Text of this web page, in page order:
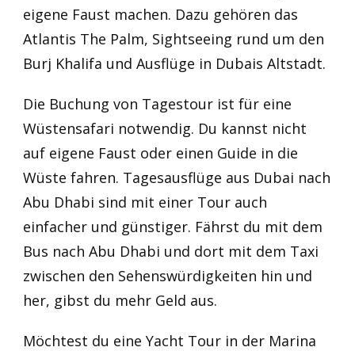
eigene Faust machen. Dazu gehören das
Atlantis The Palm, Sightseeing rund um den
Burj Khalifa und Ausflüge in Dubais Altstadt.
Die Buchung von Tagestour ist für eine
Wüstensafari notwendig. Du kannst nicht
auf eigene Faust oder einen Guide in die
Wüste fahren. Tagesausflüge aus Dubai nach
Abu Dhabi sind mit einer Tour auch
einfacher und günstiger. Fährst du mit dem
Bus nach Abu Dhabi und dort mit dem Taxi
zwischen den Sehenswürdigkeiten hin und
her, gibst du mehr Geld aus.
Möchtest du eine Yacht Tour in der Marina